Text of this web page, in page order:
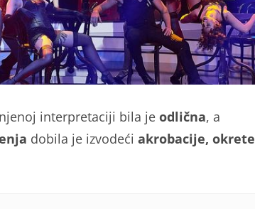
interpretaciji bila je odlična, a
dobila je izvodeći akrobacije, okrete